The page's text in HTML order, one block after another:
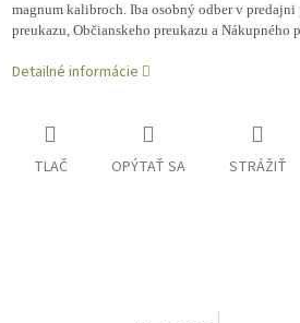
magnum kalibroch. Iba osobný odber v
preukazu, Občianskeho preukazu a Nákupného
Detailné informácie
TLAČ OPÝTAŤ SA STRÁŽIŤ